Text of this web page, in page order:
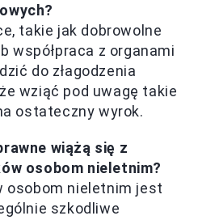
takie jak dobrowolne
współpraca z organami
do złagodzenia
wziąć pod uwagę takie
ostateczny wyrok.
wiążą się z
osobom nieletnim?
osobom nieletnim jest
szkodliwe